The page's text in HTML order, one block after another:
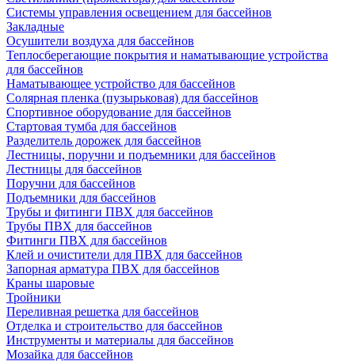
Системы управления освещением для бассейнов
Закладные
Осушители воздуха для бассейнов
Теплосберегающие покрытия и наматывающие устройства
для бассейнов
Наматывающее устройство для бассейнов
Солярная пленка (пузырьковая) для бассейнов
Спортивное оборудование для бассейнов
Стартовая тумба для бассейнов
Разделитель дорожек для бассейнов
Лестницы, поручни и подъемники для бассейнов
Лестницы для бассейнов
Поручни для бассейнов
Подъемники для бассейнов
Трубы и фитинги ПВХ для бассейнов
Трубы ПВХ для бассейнов
Фитинги ПВХ для бассейнов
Клей и очистители для ПВХ для бассейнов
Запорная арматура ПВХ для бассейнов
Краны шаровые
Тройники
Переливная решетка для бассейнов
Отделка и строительство для бассейнов
Инструменты и материалы для бассейнов
Мозайка для бассейнов